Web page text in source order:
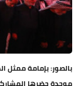
بالصور: بإمامة ممثل
موحدة حضرها